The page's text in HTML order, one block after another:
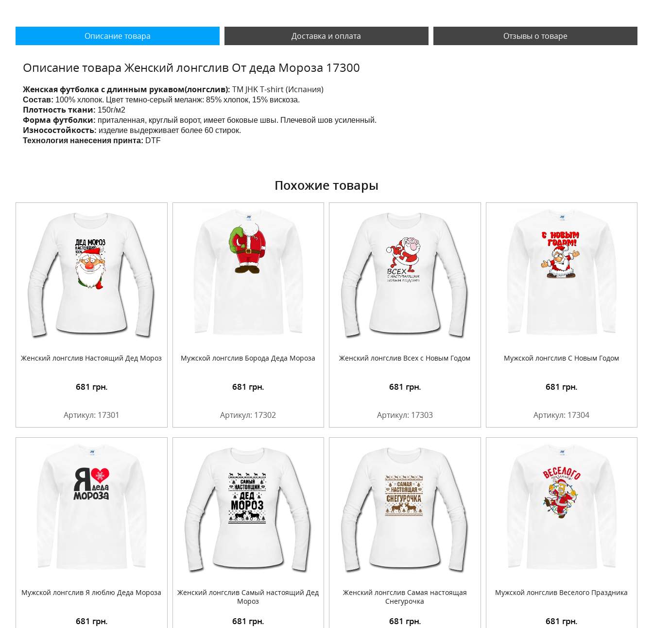
Описание товара Доставка и оплата Отзывы о товаре
Описание товара Женский лонгслив От деда Мороза 17300
Женская футболка с длинным рукавом(лонгслив): ТМ JHK T-shirt (Испания)
Состав: 100% хлопок. Цвет темно-серый меланж: 85% хлопок, 15% вискоза.
Плотность ткани: 150г/м2
Форма футболки: приталенная, круглый ворот, имеет боковые швы. Плечевой шов усиленный.
Износостойкость: изделие выдерживает более 60 стирок.
Технология нанесения принта: DTF
Похожие товары
Женский лонгслив Настоящий Дед Мороз
681 грн.
Артикул: 17301
Мужской лонгслив Борода Деда Мороза
Подробнее 681 грн.
Артикул: 17302
Женский лонгслив Всех с Новым Годом
Подробнее 681 грн.
Артикул: 17303
Мужской лонгслив С Новым Годом
Подробнее 681 грн.
Артикул: 17304
Мужской лонгслив Я люблю Деда Мороза
681 грн.
Женский лонгслив Самый настоящий Дед
Мороз
Подробнее 681 грн.
Женский лонгслив Самая настоящая
Снегурочка
Подробнее 681 грн.
Мужской лонгслив Веселого Праздника
Подробнее 681 грн.